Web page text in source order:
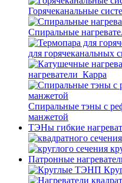
Горячеканальные
Спиральные
для горячеканальных
нагреватели_Карра
Спиральные тэны с
манжетой
ТЭНы гибкие
Патронные